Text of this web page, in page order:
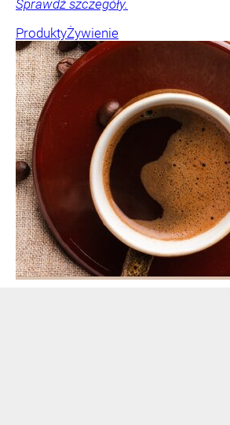
Sprawdź szczegóły.
ProduktyŻywienie